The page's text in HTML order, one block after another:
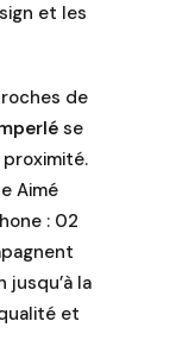
et les
de
se
Aimé
: 02
la
et